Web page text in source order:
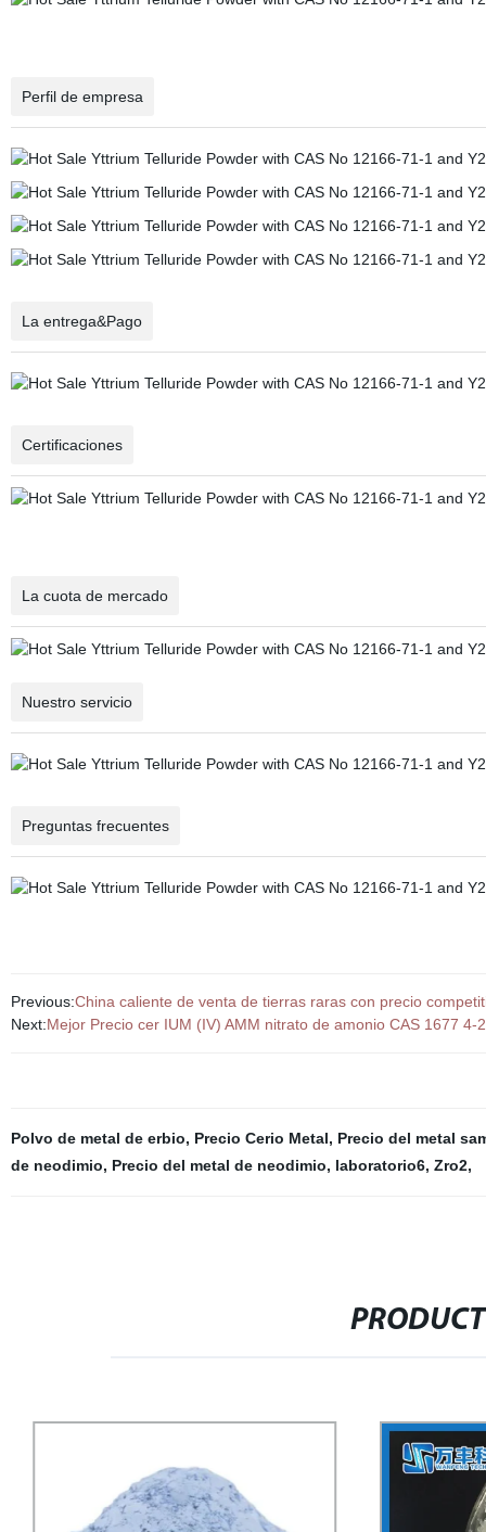
Perfil de empresa
La entrega&Pago
Certificaciones
La cuota de mercado
Nuestro servicio
Preguntas frecuentes
Previous:China caliente de venta de tierras raras con precio
Next:Mejor Precio cer IUM (IV) AMM nitrato de amonio CAS 1677 4-
Polvo de metal de erbio, Precio Cerio Metal, Precio del metal
de neodimio, Precio del metal de neodimio, laboratorio6, Zro2,